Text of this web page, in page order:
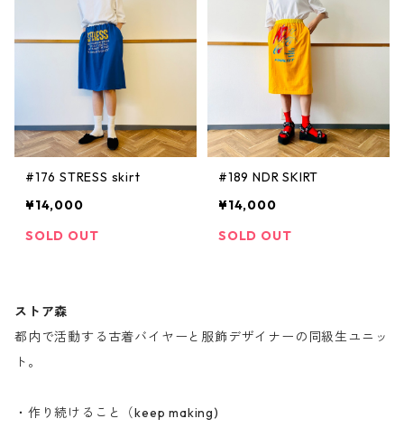
#176 STRESS skirt
¥14,000
SOLD OUT
#189 NDR SKIRT
¥14,000
SOLD OUT
ストア森
都内で活動する古着バイヤーと服飾デザイナーの同級生ユニッ
ト。
・作り続けること（keep making)